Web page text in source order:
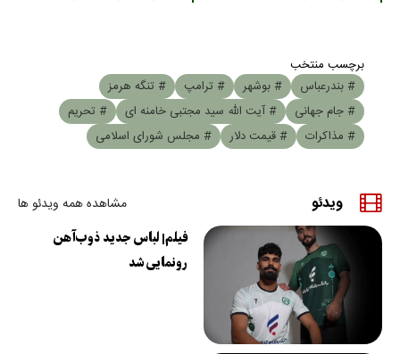
برچسب منتخب
# بندرعباس
# بوشهر # ترامپ
# تنگه هرمز
# جام جهانی
# آیت الله سید مجتبی خامنه ای
# تحریم
# مذاکرات
# قیمت دلار # مجلس شورای اسلامی
ویدئو مشاهده همه ویدئو ها
فیلم| لباس جدید ذوب‌آهن
رونمایی شد